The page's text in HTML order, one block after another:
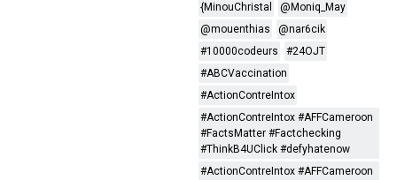
{MinouChristal
@Moniq_May
@mouenthias
@nar6cik
#10000codeurs
#24OJT
#ABCVaccination
#ActionContreIntox
#ActionContreIntox #AFFCameroon
#FactsMatter #Factchecking
#ThinkB4UClick #defyhatenow
#ActionContreIntox #AFFCameroon